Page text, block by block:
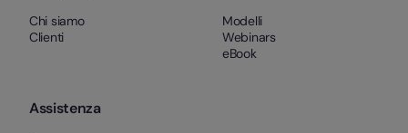
Chi siamo
Clienti
Modelli
Webinars
eBook
Assistenza